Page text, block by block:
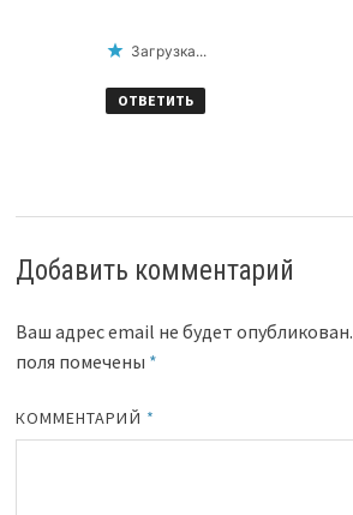
Загрузка...
ОТВЕТИТЬ
Добавить комментарий
Ваш адрес email не будет опубликован.
поля помечены *
КОММЕНТАРИЙ *